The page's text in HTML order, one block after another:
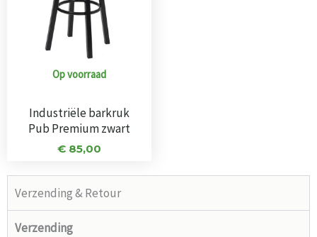
Op voorraad
Industriële barkruk
Pub Premium zwart
€ 85,00
Verzending & Retour
Verzending